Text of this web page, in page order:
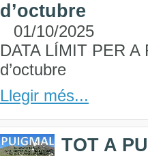
d’octubre
01/10/2025
DATA LÍMIT PER
d’octubre
Llegir més...
TOT A